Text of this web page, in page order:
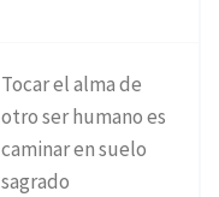
Tocar el alma de
otro ser humano es
caminar en suelo
sagrado